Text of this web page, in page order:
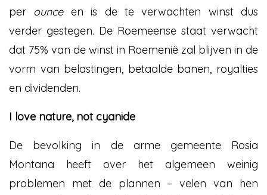
per ounceen is de te verwachten winst dus
verder gestegen. De Roemeense staat verwacht
dat 75% van de winst in Roemenië zal blijven in de
vorm van belastingen, betaalde banen, royalties
en dividenden.
I love nature, not cyanide
De bevolking in de arme gemeente Rosia
Montana heeft over het algemeen weinig
problemen met de plannen – velen van hen